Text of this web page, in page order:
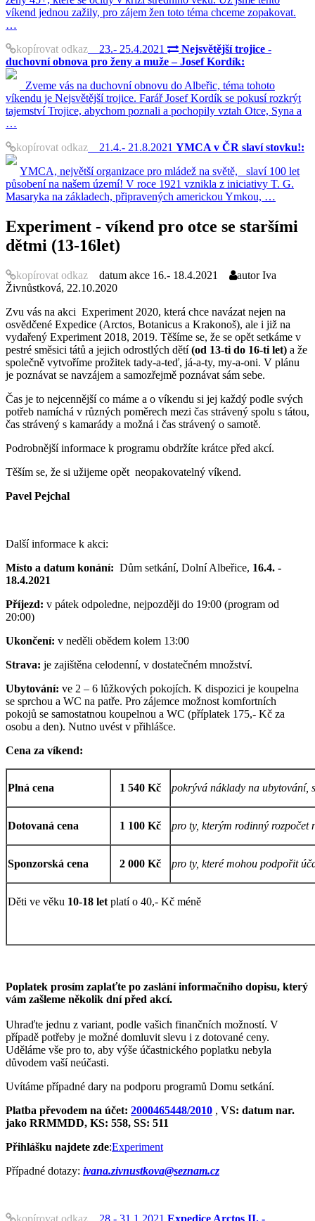
víkend jednou zažily, pro zájem žen toto téma chceme zopakovat.
…
kopírovat odkaz 23.- 25.4.2021
Nejsvětější trojice -
duchovní obnova pro ženy a muže – Josef Kordík:
Zveme vás na duchovní obnovu do Albeřic, téma tohoto
víkendu je Nejsvětější trojice. Farář Josef Kordík se pokusí rozkrýt
tajemství Trojice, abychom poznali a pochopily vztah Otce, Syna a
…
kopírovat odkaz 21.4.- 21.8.2021 YMCA v ČR slaví stovku!:
YMCA, největší organizace pro mládež na světě, slaví 100 let
působení na našem území! V roce 1921 vznikla z iniciativy T. G.
Masaryka na základech, připravených americkou Ymkou, …
Experiment - víkend pro otce se staršími
dětmi (13-16let)
kopírovat odkaz datum akce 16.- 18.4.2021 autorIva
Živnůstková, 22.10.2020
Zvu vás na akci Experiment 2020, která chce navázat nejen na
osvědčené Expedice (Arctos, Botanicus a Krakonoš), ale i již na
vydařený Experiment 2018, 2019. Těšíme se, že se opět setkáme v
pestré směsici tátů a jejich odrostlých dětí(od 13-ti do 16-ti let) a že
společně vytvoříme prožitek tady-a-teď, já-a-ty, my-a-oni. V plánu
je poznávat se navzájem a samozřejmě poznávat sám sebe.
Čas je to nejcennější co máme a o víkendu si jej každý podle svých
potřeb namíchá v různých poměrech mezi čas strávený spolu s tátou,
čas strávený s kamarády a možná i čas strávený o samotě.
Podrobnější informace k programu obdržíte krátce před akcí.
Těším se, že si užijeme opět neopakovatelný víkend.
Pavel Pejchal
Další informace k akci:
Místo a datum konání: Dům setkání, Dolní Albeřice, 16.4. -
18.4.2021
Příjezd: v pátek odpoledne, nejpozději do 19:00 (program od
20:00)
Ukončení: v neděli obědem kolem 13:00
Strava: je zajištěna celodenní, v dostatečném množství.
Ubytování: ve 2 – 6 lůžkových pokojích. K dispozici je koupelna
se sprchou a WC na patře. Pro zájemce možnost komfortních
pokojů se samostatnou koupelnou a WC (příplatek 175,- Kč za
osobu a den). Nutno uvést v přihlášce.
Cena za víkend:
Plná cena 1 540 Kč pokrývá náklady na ubytování,
Dotovaná cena 1 100 Kč pro ty, kterým rodinný rozpočet
Sponzorská cena 2 000 Kč pro ty, které mohou podpořit
Děti ve věku 10-18 let platí o 40,- Kč méně
Poplatek prosím zaplaťte po zaslání informačního dopisu, který
vám zašleme několik dní před akcí.
Uhraďte jednu z variant, podle vašich finančních možností. V
případě potřeby je možné domluvit slevu i z dotované ceny.
Uděláme vše pro to, aby výše účastnického poplatku nebyla
důvodem vaší neúčasti.
Uvítáme případné dary na podporu programů Domu setkání.
Platba převodem na účet: 2000465448/2010 , VS: datum nar.
jako RRMMDD, KS: 558, SS: 511
Přihlášku najdete zde:Experiment
Případné dotazy: ivana.zivnustkova@seznam.cz
kopírovat odkaz 28.- 31.1.2021 Expedice Arctos II. -